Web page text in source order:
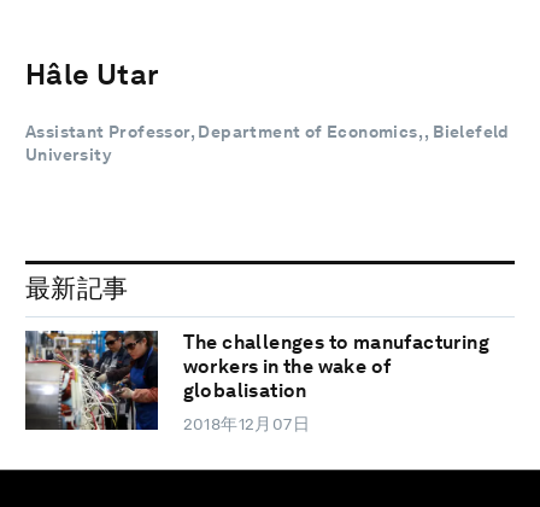
Hâle Utar
Assistant Professor, Department of Economics, , Bielefeld
University
最新記事
The challenges to manufacturing
workers in the wake of
globalisation
2018年12月07日